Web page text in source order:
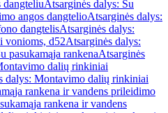
dangteliuAtsarginės dalys: Su
angos dangtelioAtsarginės dalys:
dangtelisAtsarginės dalys:
vonioms, d52Atsarginės dalys:
pasukamąja rankenaAtsarginės
dalių rinkiniai
dalys: Montavimo dalių rinkiniai
rankena ir vandens prileidimo
rankena ir vandens